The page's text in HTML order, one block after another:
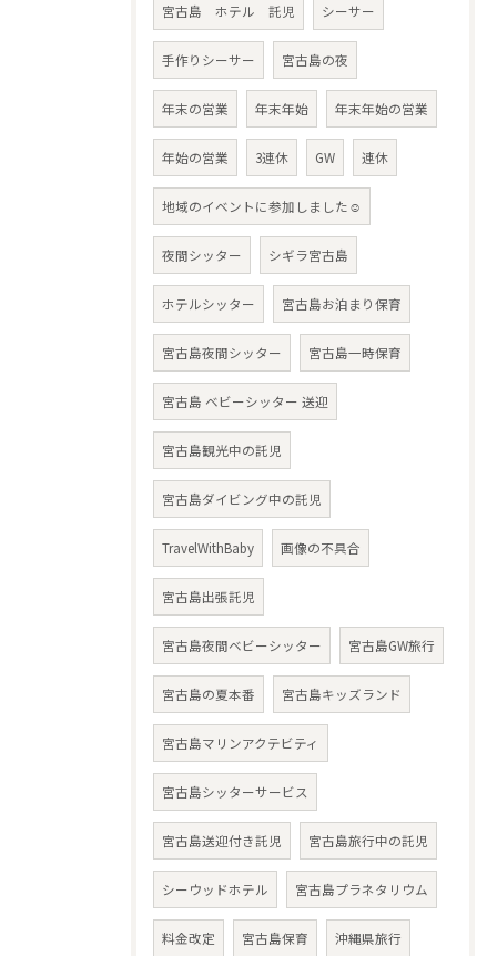
宮古島 ホテル 託児 シーサー
手作りシーサー 宮古島の夜
年末の営業 年末年始 年末年始の営業
年始の営業 3連休 GW 連休
地域のイベントに参加しました☺︎
夜間シッター シギラ宮古島
ホテルシッター 宮古島お泊まり保育
宮古島夜間シッター 宮古島一時保育
宮古島 ベビーシッター 送迎
宮古島観光中の託児
宮古島ダイビング中の託児
TravelWithBaby 画像の不具合
宮古島出張託児
宮古島夜間ベビーシッター 宮古島GW旅行
宮古島の夏本番 宮古島キッズランド
宮古島マリンアクテビティ
宮古島シッターサービス
宮古島送迎付き託児 宮古島旅行中の託児
シーウッドホテル 宮古島プラネタリウム
料金改定 宮古島保育 沖縄県旅行